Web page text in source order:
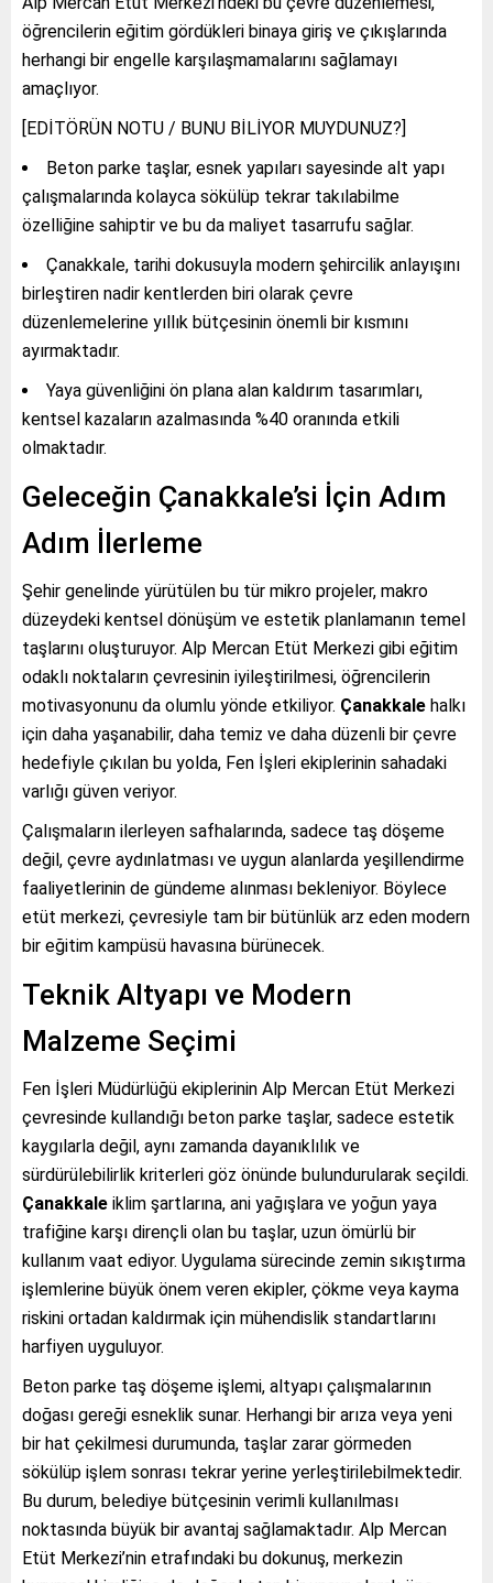
öğrencilerin eğitim gördükleri binaya giriş ve çıkışlarında
herhangi bir engelle karşılaşmamalarını sağlamayı
amaçlıyor.
[EDİTÖRÜN NOTU / BUNU BİLİYOR MUYDUNUZ?]
Beton parke taşlar, esnek yapıları sayesinde alt yapı
çalışmalarında kolayca sökülüp tekrar takılabilme
özelliğine sahiptir ve bu da maliyet tasarrufu sağlar.
Çanakkale, tarihi dokusuyla modern şehircilik anlayışını
birleştiren nadir kentlerden biri olarak çevre
düzenlemelerine yıllık bütçesinin önemli bir kısmını
ayırmaktadır.
Yaya güvenliğini ön plana alan kaldırım tasarımları,
kentsel kazaların azalmasında %40 oranında etkili
olmaktadır.
Geleceğin Çanakkale’si İçin Adım
Adım İlerleme
Şehir genelinde yürütülen bu tür mikro projeler, makro
düzeydeki kentsel dönüşüm ve estetik planlamanın temel
taşlarını oluşturuyor. Alp Mercan Etüt Merkezi gibi eğitim
odaklı noktaların çevresinin iyileştirilmesi, öğrencilerin
motivasyonunu da olumlu yönde etkiliyor. Çanakkale halkı
için daha yaşanabilir, daha temiz ve daha düzenli bir çevre
hedefiyle çıkılan bu yolda, Fen İşleri ekiplerinin sahadaki
varlığı güven veriyor.
Çalışmaların ilerleyen safhalarında, sadece taş döşeme
değil, çevre aydınlatması ve uygun alanlarda yeşillendirme
faaliyetlerinin de gündeme alınması bekleniyor. Böylece
etüt merkezi, çevresiyle tam bir bütünlük arz eden modern
bir eğitim kampüsü havasına bürünecek.
Teknik Altyapı ve Modern
Malzeme Seçimi
Fen İşleri Müdürlüğü ekiplerinin Alp Mercan Etüt Merkezi
çevresinde kullandığı beton parke taşlar, sadece estetik
kaygılarla değil, aynı zamanda dayanıklılık ve
sürdürülebilirlik kriterleri göz önünde bulundurularak seçildi.
Çanakkale iklim şartlarına, ani yağışlara ve yoğun yaya
trafiğine karşı dirençli olan bu taşlar, uzun ömürlü bir
kullanım vaat ediyor. Uygulama sürecinde zemin sıkıştırma
işlemlerine büyük önem veren ekipler, çökme veya kayma
riskini ortadan kaldırmak için mühendislik standartlarını
harfiyen uyguluyor.
Beton parke taş döşeme işlemi, altyapı çalışmalarının
doğası gereği esneklik sunar. Herhangi bir arıza veya yeni
bir hat çekilmesi durumunda, taşlar zarar görmeden
sökülüp işlem sonrası tekrar yerine yerleştirilebilmektedir.
Bu durum, belediye bütçesinin verimli kullanılması
noktasında büyük bir avantaj sağlamaktadır. Alp Mercan
Etüt Merkezi’nin etrafındaki bu dokunuş, merkezin